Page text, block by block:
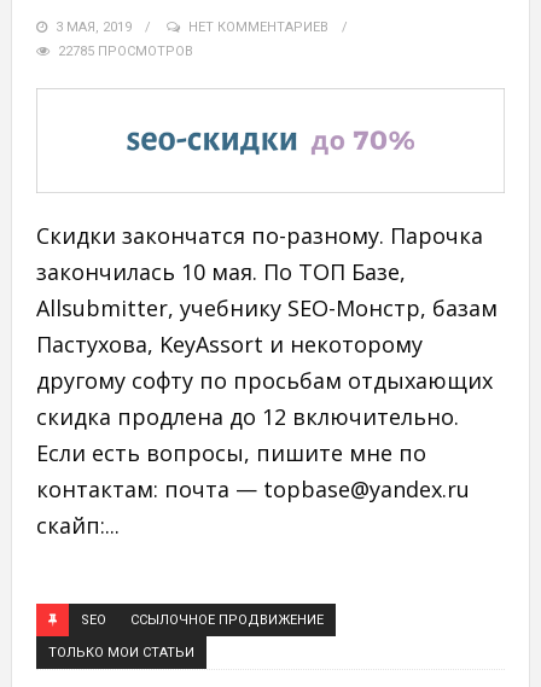
3 МАЯ, 2019
НЕТ КОММЕНТАРИЕВ
22785 ПРОСМОТРОВ
Скидки закончатся по-разному. Парочка
закончилась 10 мая. По ТОП Базе,
Allsubmitter, учебнику SEO-Монстр, базам
Пастухова, KeyAssort и некоторому
другому софту по просьбам отдыхающих
скидка продлена до 12 включительно.
Если есть вопросы, пишите мне по
контактам: почта — topbase@yandex.ru
скайп:...
SEO ССЫЛОЧНОЕ ПРОДВИЖЕНИЕ
ТОЛЬКО МОИ СТАТЬИ